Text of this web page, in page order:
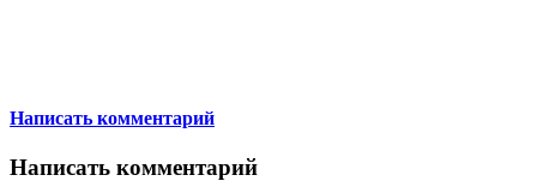
Написать комментарий
Написать комментарий